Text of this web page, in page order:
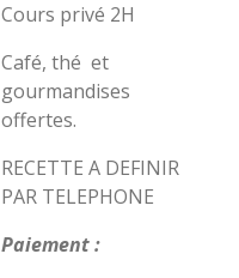
Cours privé 2H
Café, thé et
gourmandises
offertes.
RECETTE A DEFINIR
PAR TELEPHONE
Paiement :